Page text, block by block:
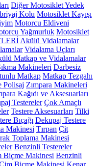
Diğer Motosiklet Yedek
Kolu Motosiklet Kayışı
Motorcu Eldiveni
Yağmurluk Motosiklet
Akülü Vidalamalar
Vidalama Uçları
Matkap ve Vidalamalar
Makineleri Darbesiz
Matkap Matkap Tezgahı
Polisaj Zımpara Makineleri
Kağıdı ve Aksesuarları
Testereler Çok Amaçlı
Testere Aksesuarları Tilki
Bıçağı Dekupaj Testere
Makinesi Tırpan Çit
Toplama Makinesi
Benzinli Testereler
Biçme Makinesi Benzinli
Biçme Makinesi Kenar